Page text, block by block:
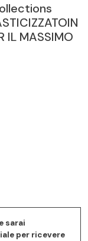
IL MASSIMO
sarai
per ricevere